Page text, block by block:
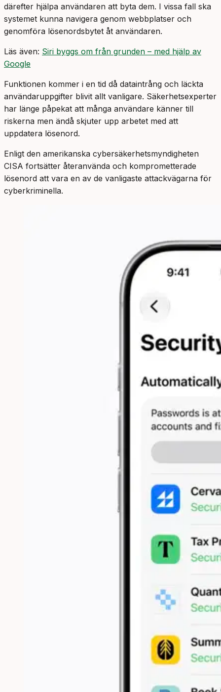
därefter hjälpa användaren att byta dem. I vissa fall ska
systemet kunna navigera genom webbplatser och
genomföra lösenordsbytet åt användaren.
Läs även: Siri byggs om från grunden – med hjälp av
Google
Funktionen kommer i en tid då dataintrång och läckta
användaruppgifter blivit allt vanligare. Säkerhetsexperter
har länge påpekat att många användare känner till
riskerna men ändå skjuter upp arbetet med att
uppdatera lösenord.
Enligt den amerikanska cybersäkerhetsmyndigheten
CISA fortsätter återanvända och komprometterade
lösenord att vara en av de vanligaste attackvägarna för
cyberkriminella.